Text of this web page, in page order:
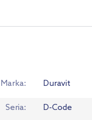
Marka Duravit
Seria D-Code